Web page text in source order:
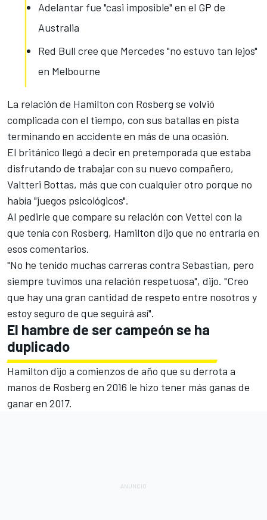
Adelantar fue "casi imposible" en el GP de
Australia
Red Bull cree que Mercedes "no estuvo tan lejos"
en Melbourne
La relación de Hamilton con Rosberg se volvió
complicada con el tiempo, con sus batallas en pista
terminando en accidente en más de una ocasión.
El británico llegó a decir en pretemporada que estaba
disfrutando de trabajar con su nuevo compañero,
Valtteri Bottas, más que con cualquier otro porque no
había "juegos psicológicos".
Al pedirle que compare su relación con Vettel con la
que tenía con Rosberg, Hamilton dijo que no entraría en
esos comentarios.
"No he tenido muchas carreras contra Sebastian, pero
siempre tuvimos una relación respetuosa", dijo. "Creo
que hay una gran cantidad de respeto entre nosotros y
estoy seguro de que seguirá así".
El hambre de ser campeón se ha
duplicado
Hamilton dijo a comienzos de año que su derrota a
manos de Rosberg en 2016 le hizo tener más ganas de
ganar en 2017.